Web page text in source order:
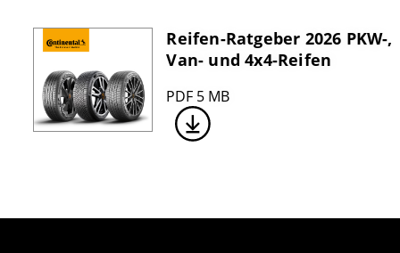
Reifen-Ratgeber 2026 PKW-,
Van- und 4x4-Reifen
PDF 5 MB